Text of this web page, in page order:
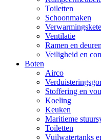
Toiletten
Schoonmaken
Ventilatie
Ramen en deuren
Veiligheid en
Boten
Airco
Stoffering en
Koeling
Keuken
Maritieme
Toiletten
Vuilwatertanks